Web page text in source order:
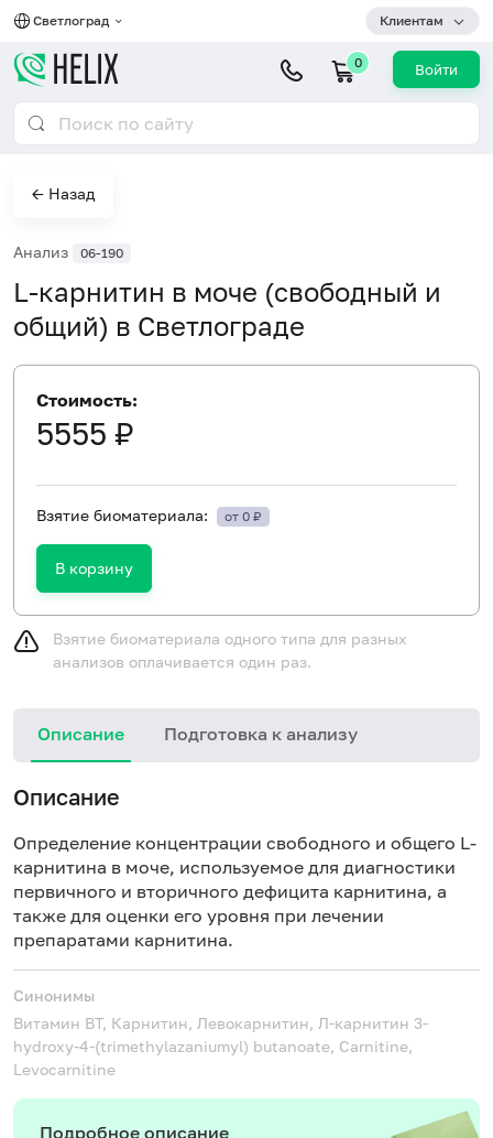
Светлоград Клиентам
0 Войти
← Назад
Анализ 06-190
L-карнитин в моче (свободный и
общий) в Светлограде
Стоимость:
5555 ₽
Взятие биоматериала: от 0 ₽
В корзину
Взятие биоматериала одного типа для разных
анализов оплачивается один раз.
Описание Подготовка к анализу
Описание
Определение концентрации свободного и общего L-
карнитина в моче, используемое для диагностики
первичного и вторичного дефицита карнитина, а
также для оценки его уровня при лечении
препаратами карнитина.
Синонимы
Витамин BT, Карнитин, Левокарнитин, Л-карнитин 3-
hydroxy-4-(trimethylazaniumyl) butanoate, Carnitine,
Levocarnitine
Подробное описание